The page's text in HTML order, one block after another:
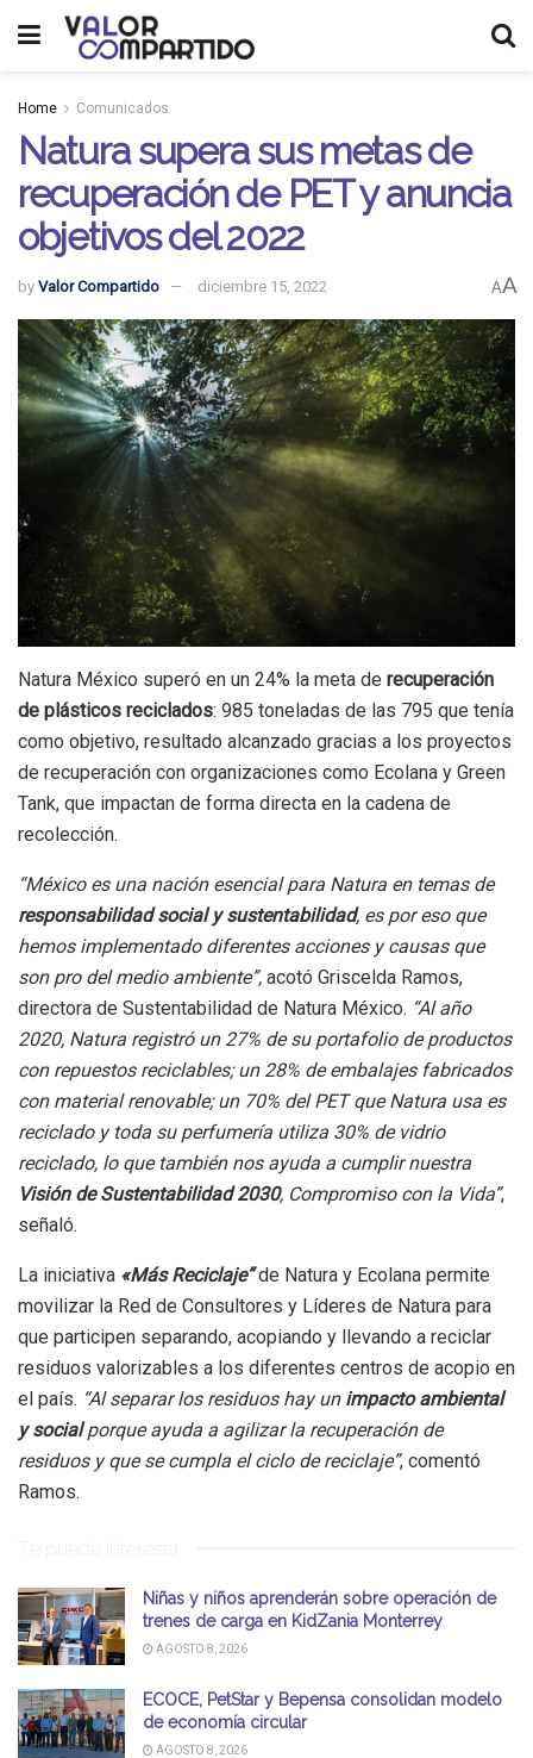
Home Comunicados
Natura supera sus metas de
recuperación de PET y anuncia
objetivos del 2022
by Valor Compartido diciembre 15, 2022 AA
Natura México superó en un 24% la meta de recuperación
de plásticos reciclados: 985 toneladas de las 795 que tenía
como objetivo, resultado alcanzado gracias a los proyectos
de recuperación con organizaciones como Ecolana y Green
Tank, que impactan de forma directa en la cadena de
recolección.
“México es una nación esencial para Natura en temas de
responsabilidad social y sustentabilidad, es por eso que
hemos implementado diferentes acciones y causas que
son pro del medio ambiente”, acotó Griscelda Ramos,
directora de Sustentabilidad de Natura México. “Al año
2020, Natura registró un 27% de su portafolio de productos
con repuestos reciclables; un 28% de embalajes fabricados
con material renovable; un 70% del PET que Natura usa es
reciclado y toda su perfumería utiliza 30% de vidrio
reciclado, lo que también nos ayuda a cumplir nuestra
Visión de Sustentabilidad 2030, Compromiso con la Vida”,
señaló.
La iniciativa «Más Reciclaje”de Natura y Ecolana permite
movilizar la Red de Consultores y Líderes de Natura para
que participen separando, acopiando y llevando a reciclar
residuos valorizables a los diferentes centros de acopio en
el país. “Al separar los residuos hay unimpacto ambiental
y socialporque ayuda a agilizar la recuperación de
residuos y que se cumpla el ciclo de reciclaje”, comentó
Ramos.
Te puede interesar
Niñas y niños aprenderán sobre operación de
trenes de carga en KidZania Monterrey
AGOSTO 8, 2026
ECOCE, PetStar y Bepensa consolidan modelo
de economía circular
AGOSTO 8, 2026